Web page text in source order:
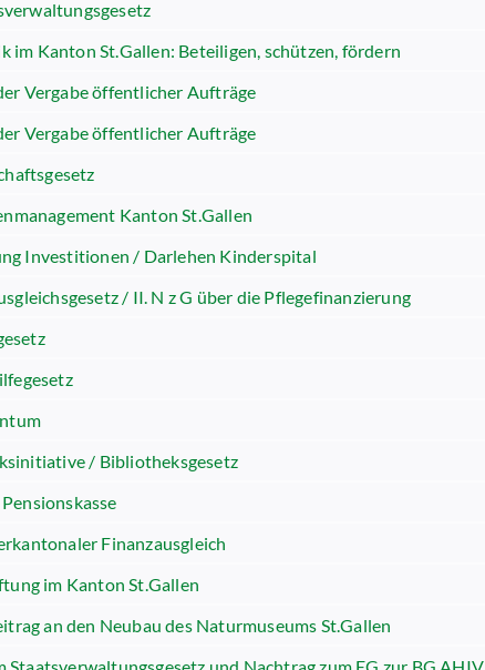
Kanton St.Gallen: Beteiligen, schützen, fördern
Vergabe öffentlicher Aufträge
Vergabe öffentlicher Aufträge
Kanton St.Gallen
Investitionen / Darlehen Kinderspital
/ II. N z G über die Pflegefinanzierung
/ Bibliotheksgesetz
Finanzausgleich
im Kanton St.Gallen
an den Neubau des Naturmuseums St.Gallen